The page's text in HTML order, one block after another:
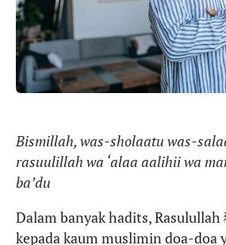
Bismillah, was-sholaatu was-
rasuulillah wa ‘alaa aalihii wa
ba’du
Dalam banyak hadits, Rasulullah ﷺ mencontohkan
kepada kaum muslimin doa-doa